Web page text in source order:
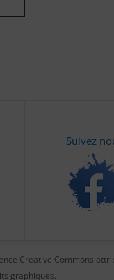
Suivez
Creative Commons
graphiques.